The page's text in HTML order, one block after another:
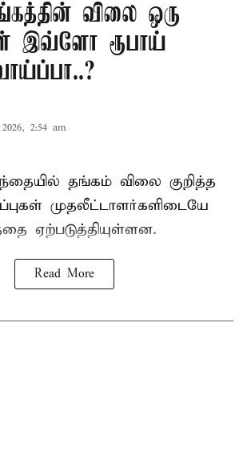
விலை ஒரு
இவ்ளோ ரூபாய்
2:54 am
தங்கம் விலை குறித்த
முதலீட்டாளர்களிடையே
ஏற்படுத்தியுள்ளன.
Read More